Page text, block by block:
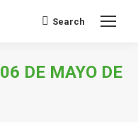
Buscar:
Search
06 DE MAYO DE